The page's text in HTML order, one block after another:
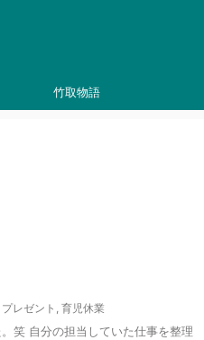
竹取物語
プレゼント , 育児休業
笑 自分の担当していた仕事を整理